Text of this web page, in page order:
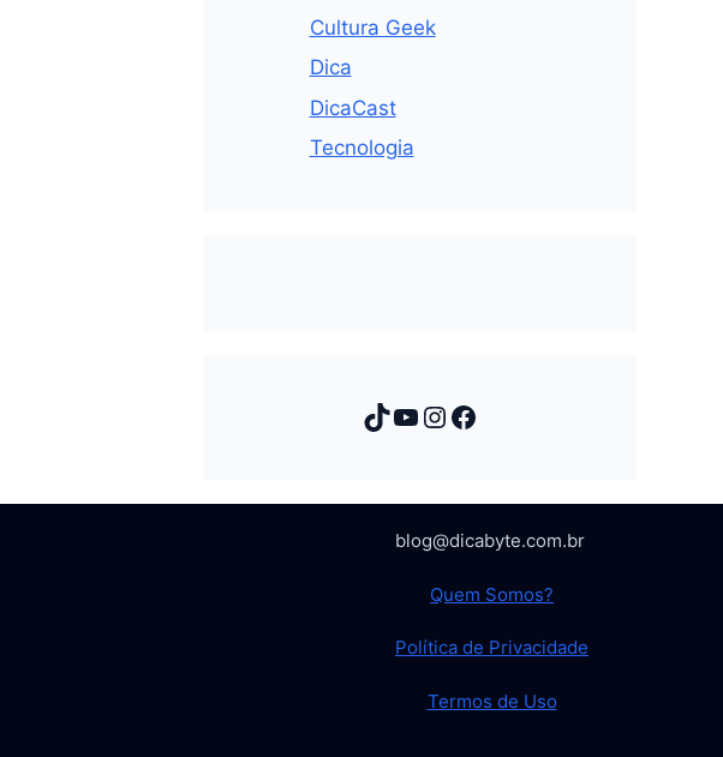
Cultura Geek
Dica
DicaCast
Tecnologia
TikTok
Youtube
Instagram
Facebook
blog@dicabyte.com.br
Quem Somos?
Política de Privacidade
Termos de Uso